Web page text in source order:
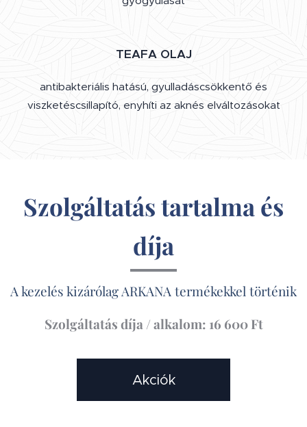
TEAFA OLAJ
antibakteriális hatású, gyulladáscsökkentő és
viszketéscsillapító, enyhíti az aknés elváltozásokat
Szolgáltatás tartalma és
díja
A kezelés kizárólag ARKANA termékekkel történik
Szolgáltatás díja / alkalom: 16 600 Ft
Akciók